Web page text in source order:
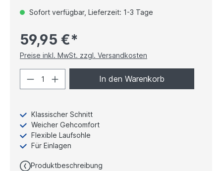
Sofort verfügbar, Lieferzeit: 1-3 Tage
59,95 €*
Preise inkl. MwSt. zzgl. Versandkosten
In den Warenkorb
Klassischer Schnitt
Weicher Gehcomfort
Flexible Laufsohle
Für Einlagen
Produktbeschreibung